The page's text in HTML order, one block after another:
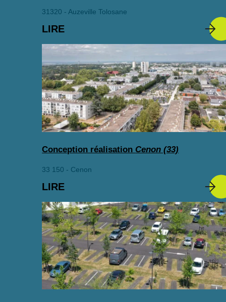
31320 - Auzeville Tolosane
LIRE
Conception réalisation Cenon (33)
33 150 - Cenon
LIRE